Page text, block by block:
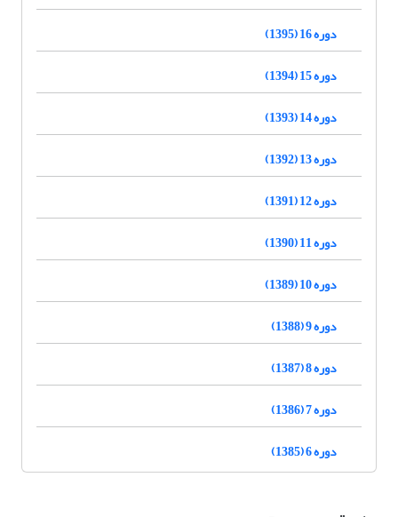
دوره 16 (1395)
دوره 15 (1394)
دوره 14 (1393)
دوره 13 (1392)
دوره 12 (1391)
دوره 11 (1390)
دوره 10 (1389)
دوره 9 (1388)
دوره 8 (1387)
دوره 7 (1386)
دوره 6 (1385)